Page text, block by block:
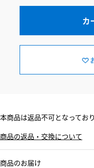
カ
本商品は返品不可となってお
商品の返品・交換について
商品のお届け